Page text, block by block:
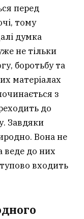
перед
тому
думка
не тільки
боротьбу та
матеріалах
з
до
Завдяки
Вона не
веде до них
входить